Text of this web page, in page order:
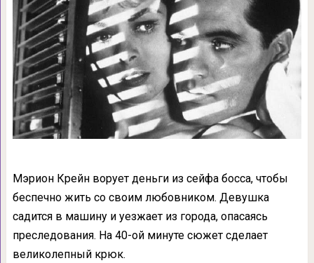
Мэрион Крейн ворует деньги из сейфа босса, чтобы
беспечно жить со своим любовником. Девушка
садится в машину и уезжает из города, опасаясь
преследования. На 40-ой минуте сюжет сделает
великолепный крюк.